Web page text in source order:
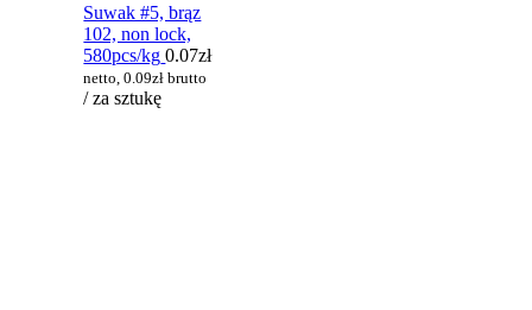
Suwak #5, brąz
102, non lock,
580pcs/kg 0.07zł
netto,0.09zł brutto
/ za sztukę